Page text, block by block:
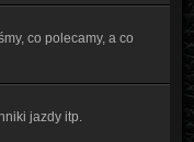
co polecamy, a co
jazdy itp.